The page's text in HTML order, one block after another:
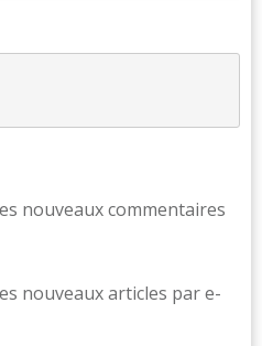
nouveaux commentaires
nouveaux articles par e-